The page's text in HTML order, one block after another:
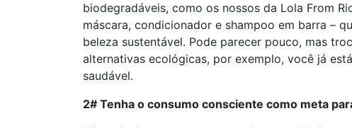
biodegradáveis, como os nossos da Lola From
máscara, condicionador e shampoo em barra –
beleza sustentável. Pode parecer pouco, mas
alternativas ecológicas, por exemplo, você já
saudável.
2# Tenha o consumo consciente como meta